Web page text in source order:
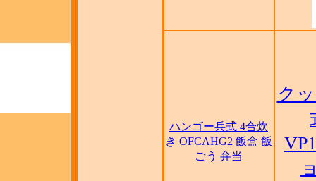
ハンゴー兵式 4合炊
き OFCAHG2 飯盒 飯
ごう 弁当
ク